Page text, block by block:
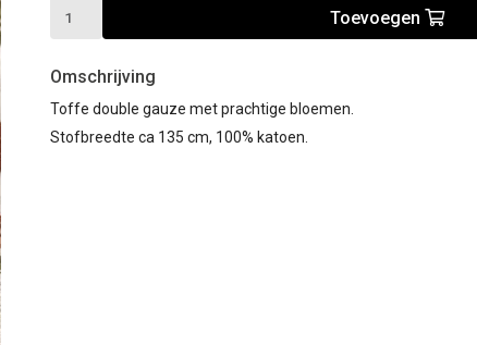
Toevoegen
Omschrijving
Toffe double gauze met prachtige bloemen.
Stofbreedte ca 135 cm, 100% katoen.